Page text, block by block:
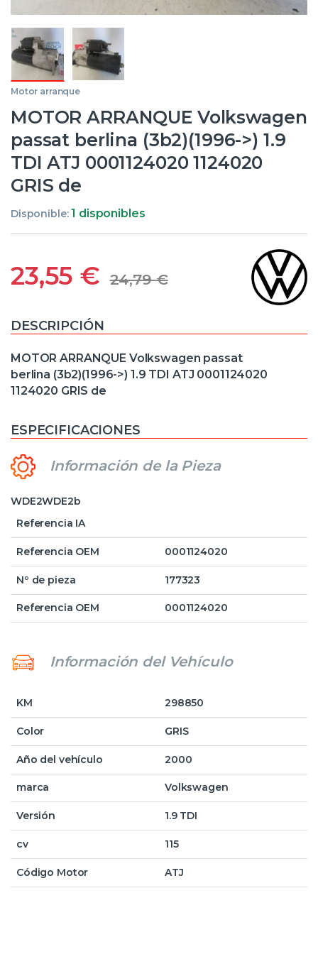
Motor arranque
MOTOR ARRANQUE Volkswagen
passat berlina (3b2)(1996->) 1.9
TDI ATJ 0001124020 1124020
GRIS de
Disponible:1 disponibles
23,55 € 24,79€
DESCRIPCIÓN
MOTOR ARRANQUE Volkswagen passat
berlina (3b2)(1996->) 1.9 TDI ATJ 0001124020
1124020 GRIS de
ESPECIFICACIONES
Información de la Pieza
WDE2WDE2b
Referencia IA
Referencia OEM 0001124020
Nº de pieza 177323
Referencia OEM 0001124020
Información del Vehículo
KM 298850
Color GRIS
Año del vehículo 2000
marca Volkswagen
Versión 1.9 TDI
cv 115
Código Motor ATJ